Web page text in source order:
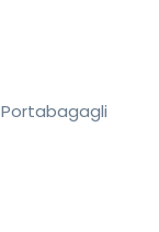
Portabagagli